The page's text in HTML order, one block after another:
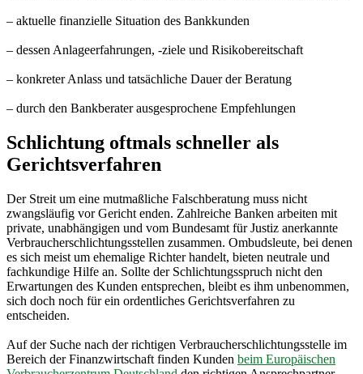
– aktuelle finanzielle Situation des Bankkunden
– dessen Anlageerfahrungen, -ziele und Risikobereitschaft
– konkreter Anlass und tatsächliche Dauer der Beratung
– durch den Bankberater ausgesprochene Empfehlungen
Schlichtung oftmals schneller als
Gerichtsverfahren
Der Streit um eine mutmaßliche Falschberatung muss nicht
zwangsläufig vor Gericht enden. Zahlreiche Banken arbeiten mit
private, unabhängigen und vom Bundesamt für Justiz anerkannte
Verbraucherschlichtungsstellen zusammen. Ombudsleute, bei denen
es sich meist um ehemalige Richter handelt, bieten neutrale und
fachkundige Hilfe an. Sollte der Schlichtungsspruch nicht den
Erwartungen des Kunden entsprechen, bleibt es ihm unbenommen,
sich doch noch für ein ordentliches Gerichtsverfahren zu
entscheiden.
Auf der Suche nach der richtigen Verbraucherschlichtungsstelle im
Bereich der Finanzwirtschaft finden Kunden beim Europäischen